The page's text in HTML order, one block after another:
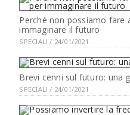
Perché non possiamo fare
immaginare il futuro
SPECIALI / 24/01/2021
Brevi cenni sul futuro: una
SPECIALI / 24/01/2021